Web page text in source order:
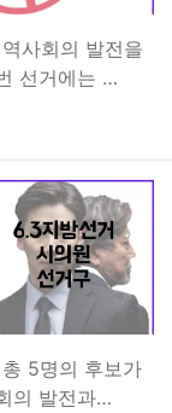
사회의 발전을
선거에는 …
5명의 후보가
의 발전과…